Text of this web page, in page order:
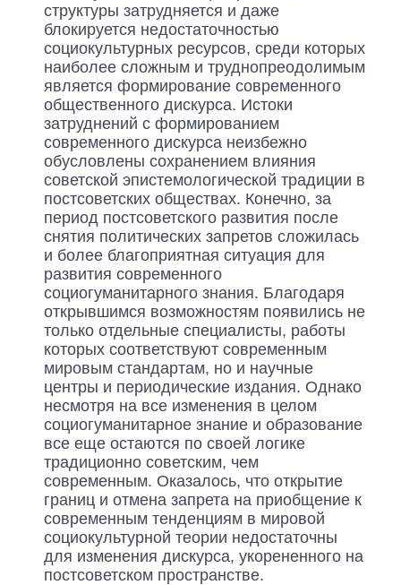
структуры затрудняется и даже
блокируется недостаточностью
социокультурных ресурсов, среди которых
наиболее сложным и труднопреодолимым
является формирование современного
общественного дискурса. Истоки
затруднений с формированием
современного дискурса неизбежно
обусловлены сохранением влияния
советской эпистемологической традиции в
постсоветских обществах. Конечно, за
период постсоветского развития после
снятия политических запретов сложилась
и более благоприятная ситуация для
развития современного
социогуманитарного знания. Благодаря
открывшимся возможностям появились не
только отдельные специалисты, работы
которых соответствуют современным
мировым стандартам, но и научные
центры и периодические издания. Однако
несмотря на все изменения в целом
социогуманитарное знание и образование
все еще остаются по своей логике
традиционно советским, чем
современным. Оказалось, что открытие
границ и отмена запрета на приобщение к
современным тенденциям в мировой
социокультурной теории недостаточны
для изменения дискурса, укорененного на
постсоветском пространстве.